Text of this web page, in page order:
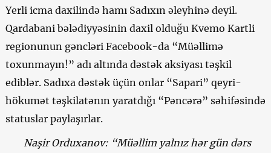
Yerli icma daxilində hamı Sadıxın əleyhinə deyil.
Qardabani bələdiyyəsinin daxil olduğu Kvemo Kartli
regionunun gəncləri Facebook-da “Müəllimə
toxunmayın!” adı altında dəstək aksiyası təşkil
ediblər. Sadıxa dəstək üçün onlar “Sapari” qeyri-
hökumət təşkilatənın yaratdığı “Pəncərə” səhifəsində
statuslar paylaşırlar.
Naşir Orduxanov: “Müəllim yalnız hər gün dərs